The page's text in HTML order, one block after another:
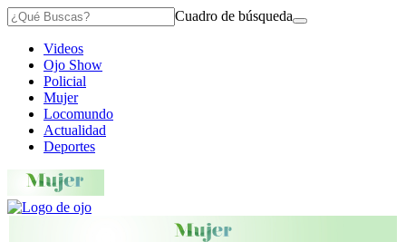
Cuadro de búsqueda
Videos
Ojo Show
Policial
Mujer
Locomundo
Actualidad
Deportes